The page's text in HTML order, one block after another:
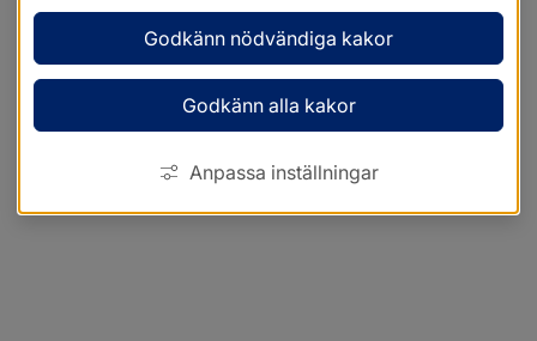
Godkänn nödvändiga kakor
Godkänn alla kakor
Anpassa inställningar